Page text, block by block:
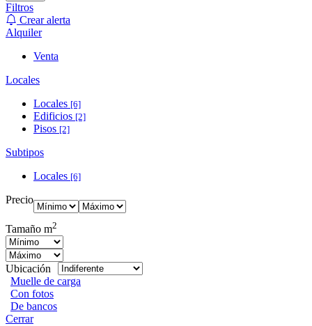
Filtros
Crear alerta
Alquiler
Venta
Locales
Locales [6]
Edificios [2]
Pisos [2]
Subtipos
Locales [6]
Precio
Tamaño m2
Ubicación
Muelle de carga
Con fotos
De bancos
Cerrar